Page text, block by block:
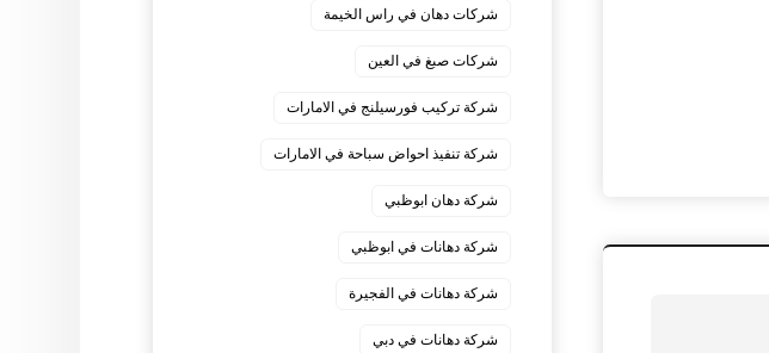
شركات دهان في راس الخيمة
شركات صبغ في العين
شركة تركيب فورسيلنج في الامارات
شركة تنفيذ احواض سباحة في الامارات
شركة دهان ابوظبي
شركة دهانات في ابوظبي
شركة دهانات في الفجيرة
شركة دهانات في دبي